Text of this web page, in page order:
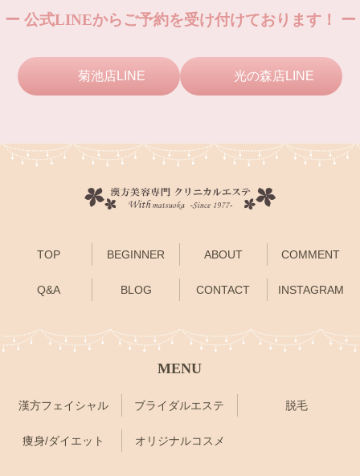
ー 公式LINEからご予約を受け付けております！ ー
菊池店LINE 光の森店LINE
TOP BEGINNER ABOUT COMMENT
Q&A BLOG CONTACT INSTAGRAM
MENU
漢方フェイシャル ブライダルエステ 脱毛
痩身/ダイエット オリジナルコスメ